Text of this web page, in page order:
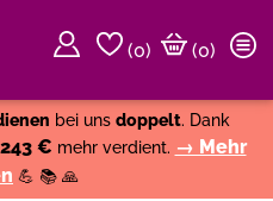
(0)
(0)
bei uns doppelt. Dank
€ mehr verdient. → Mehr
💪 📚 🙏